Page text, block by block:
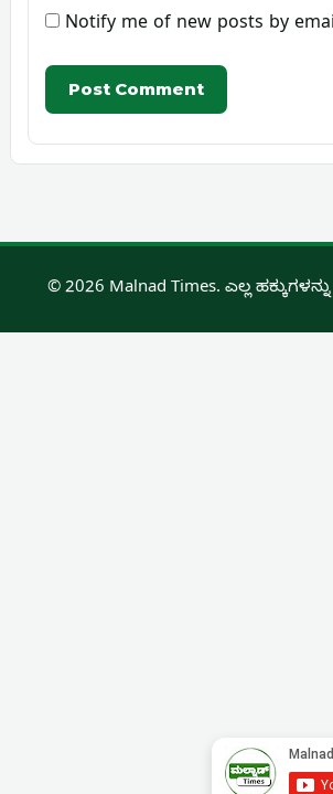
Notify me of new posts by
© 2026 Malnad Times. ಎಲ್ಲ